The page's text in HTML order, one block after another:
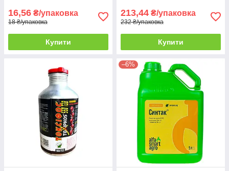
16,56 ₴/упаковка
18 ₴/упаковка
Купити
213,44 ₴/упаковка
232 ₴/упаковка
Купити
–6%